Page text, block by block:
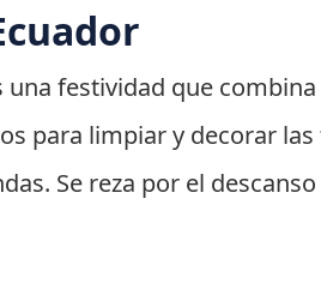
una festividad que
para limpiar y decorar
Se reza por el